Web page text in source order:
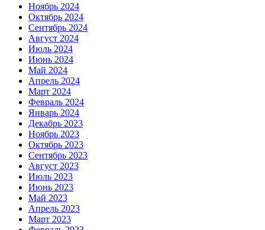
Ноябрь 2024
Октябрь 2024
Сентябрь 2024
Август 2024
Июль 2024
Июнь 2024
Май 2024
Апрель 2024
Март 2024
Февраль 2024
Январь 2024
Декабрь 2023
Ноябрь 2023
Октябрь 2023
Сентябрь 2023
Август 2023
Июль 2023
Июнь 2023
Май 2023
Апрель 2023
Март 2023